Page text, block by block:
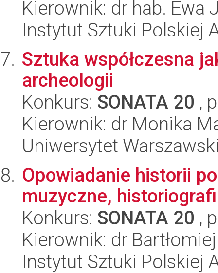
Kierownik: dr hab. Ewa
Instytut Sztuki Polskiej
Sztuka współczesna
archeologii
Konkurs: SONATA 20 ,
Kierownik: dr Monika
Uniwersytet
Opowiadanie historii
muzyczne,
Konkurs: SONATA 20 ,
Kierownik: dr
Instytut Sztuki Polskiej